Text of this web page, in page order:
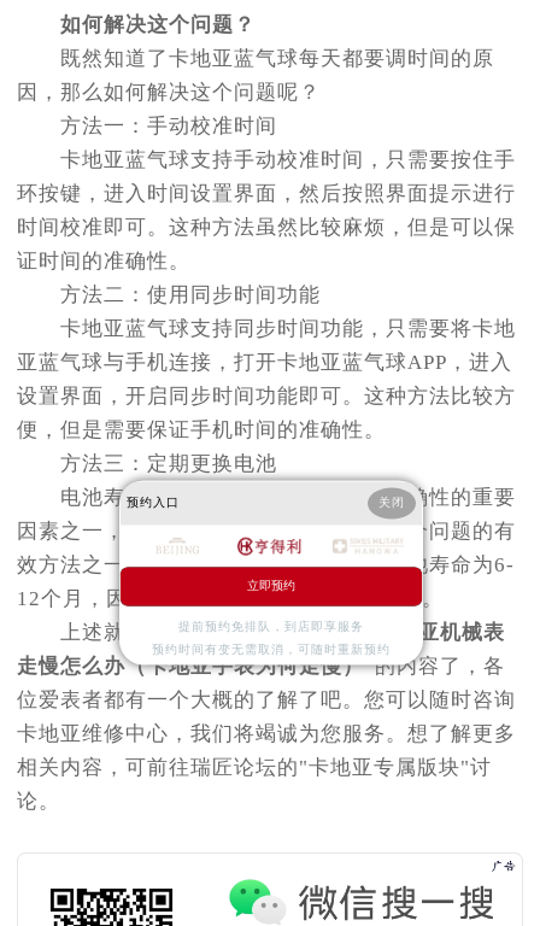
如何解决这个问题？
既然知道了卡地亚蓝气球每天都要调时间的原
因，那么如何解决这个问题呢？
方法一：手动校准时间
卡地亚蓝气球支持手动校准时间，只需要按住手
环按键，进入时间设置界面，然后按照界面提示进行
时间校准即可。这种方法虽然比较麻烦，但是可以保
证时间的准确性。
方法二：使用同步时间功能
卡地亚蓝气球支持同步时间功能，只需要将卡地
亚蓝气球与手机连接，打开卡地亚蓝气球APP，进入
设置界面，开启同步时间功能即可。这种方法比较方
便，但是需要保证手机时间的准确性。
方法三：定期更换电池
电池寿命是影响卡地亚蓝气球时间准确性的重要
因素之一，因此定期更换电池也是解决这个问题的有
效方法之一。一般来说，卡地亚蓝气球电池寿命为6-
12个月，因此建议每隔6个月更换一次电池。
上述就是
亨得利维修中心分享的“
卡地亚机械表
走慢怎么办（卡地亚手表为何走慢）”的内容了，各
位爱表者都有一个大概的了解了吧。您可以随时咨询
卡地亚维修中心，我们将竭诚为您服务。想了解更多
相关内容，可前往瑞匠论坛的"卡地亚专属版块"讨
论。
预约入口 关闭
立即预约
提前预约免排队，到店即享服务
预约时间有变无需取消，可随时重新预约